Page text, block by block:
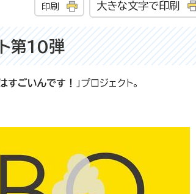
印刷 大きな文字で印刷
第10弾
すごいんです！ 」プロジェクト。